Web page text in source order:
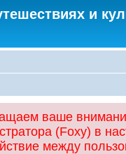
и
ваше
(Foxy) в
между